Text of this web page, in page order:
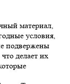
материал,
условия,
подвержены
делает их